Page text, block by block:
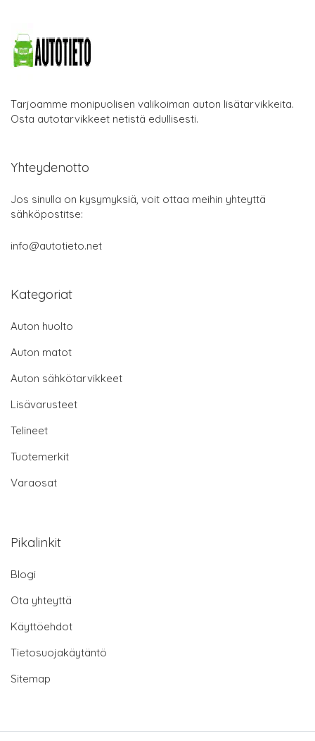
Tarjoamme monipuolisen valikoiman auton lisätarvikkeita.
Osta autotarvikkeet netistä edullisesti.
Yhteydenotto
Jos sinulla on kysymyksiä, voit ottaa meihin yhteyttä
sähköpostitse:
info@autotieto.net
Kategoriat
Auton huolto
Auton matot
Auton sähkötarvikkeet
Lisävarusteet
Telineet
Tuotemerkit
Varaosat
Pikalinkit
Blogi
Ota yhteyttä
Käyttöehdot
Tietosuojakäytäntö
Sitemap